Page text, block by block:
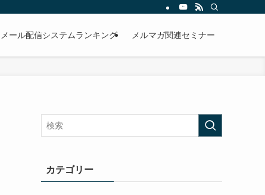
メール配信システムランキング メルマガ関連セミナー
カテゴリー